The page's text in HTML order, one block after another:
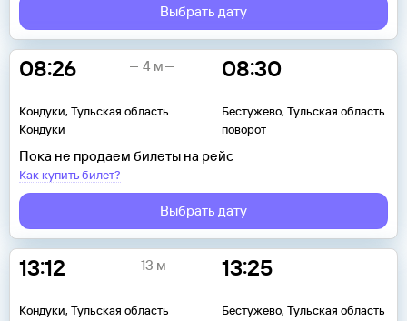
Выбрать дату
08:26
Кондуки, Тульская область
Кондуки
08:30
Бестужево, Тульская область
поворот
4 м
Пока не продаем билеты на рейс
Как купить билет?
Выбрать дату
13:12
Кондуки, Тульская область
13:25
Бестужево, Тульская область
13 м